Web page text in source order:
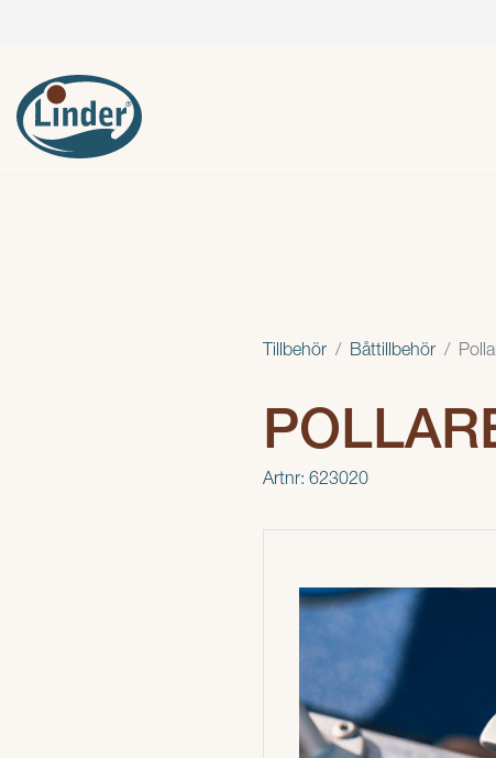
Tillbehör Båttillbehör
Artnr: 623020